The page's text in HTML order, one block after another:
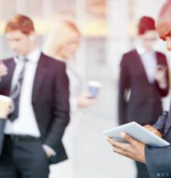
آخر نشاط : منذ 5 اشهر عدد
النوع :مشروع سياحي
العنوان : -انواكشوط -